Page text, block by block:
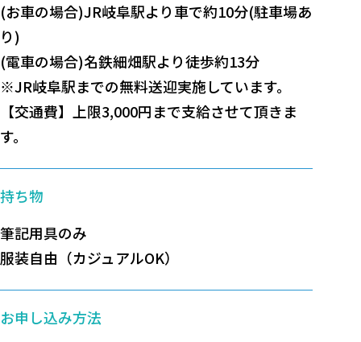
(お車の場合)JR岐阜駅より車で約10分(駐車場あ
り)
(電車の場合)名鉄細畑駅より徒歩約13分
※JR岐阜駅までの無料送迎実施しています。
【交通費】上限3,000円まで支給させて頂きま
す。
持ち物
筆記用具のみ
服装自由（カジュアルOK）
お申し込み方法